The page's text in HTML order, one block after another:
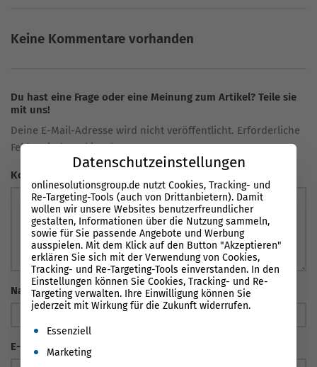
Keine Kommentare vorhanden
Du hast eine Frage oder eine Meinung zum Artikel? Teile sie
mit uns!
Deine E-Mail-Adresse wird nicht veröffentlicht. Erforderliche
Felder sind markiert *
Kommentar
Name *
E-Mail Adresse
Datenschutzeinstellungen
onlinesolutionsgroup.de nutzt Cookies, Tracking- und
Re-Targeting-Tools (auch von Drittanbietern). Damit
wollen wir unsere Websites benutzerfreundlicher
gestalten, Informationen über die Nutzung sammeln,
sowie für Sie passende Angebote und Werbung
ausspielen. Mit dem Klick auf den Button "Akzeptieren"
erklären Sie sich mit der Verwendung von Cookies,
Tracking- und Re-Targeting-Tools einverstanden. In den
Einstellungen können Sie Cookies, Tracking- und Re-
Targeting verwalten. Ihre Einwilligung können Sie
jederzeit mit Wirkung für die Zukunft widerrufen.
Es folgt eine Liste der Service-Gruppen, für die eine
Essenziell
Marketing